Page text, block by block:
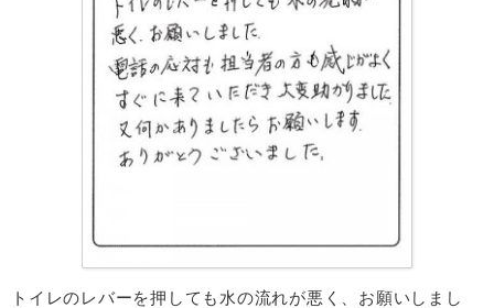
トイレのレバーを押しても水の流れが悪く、お願いしまし